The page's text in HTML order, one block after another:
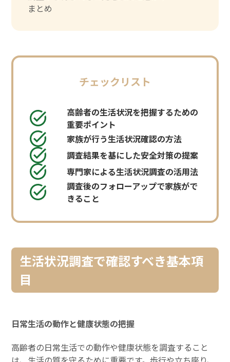
まとめ
チェックリスト
高齢者の生活状況を把握するための
重要ポイント
家族が行う生活状況確認の方法
調査結果を基にした安全対策の提案
専門家による生活状況調査の活用法
調査後のフォローアップで家族がで
きること
生活状況調査で確認すべき基本項
目
日常生活の動作と健康状態の把握
高齢者の日常生活での動作や健康状態を調査すること